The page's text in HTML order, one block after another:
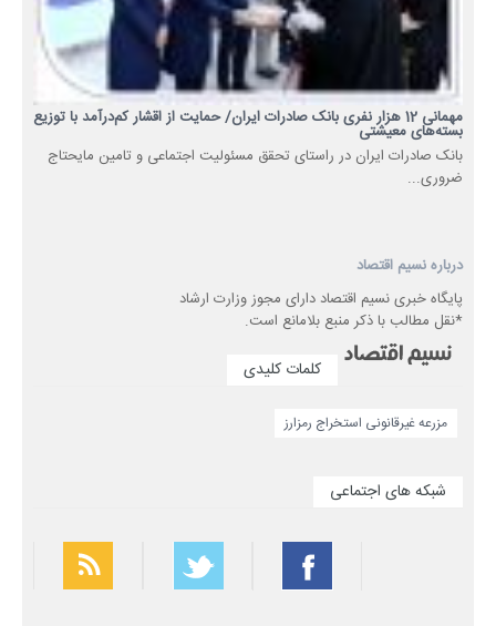
مهمانی 12 هزار نفری بانک صادرات ایران/ حمایت از اقشار کم‌درآمد با توزیع
بسته‌های معیشتی
​بانک صادرات ایران در راستای تحقق مسئولیت اجتماعی و تامین مایحتاج
ضروری...
درباره نسیم اقتصاد
پایگاه خبری نسیم اقتصاد دارای مجوز وزارت ارشاد
*نقل مطالب با ذکر منبع بلامانع است.
کلمات کلیدی
مزرعه غیرقانونی استخراج رمزارز
شبکه های اجتماعی